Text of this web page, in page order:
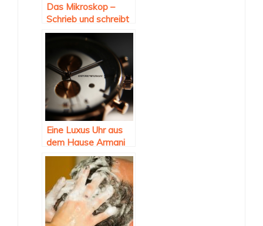
Das Mikroskop –
Schrieb und schreibt
Geschichte
Eine Luxus Uhr aus
dem Hause Armani